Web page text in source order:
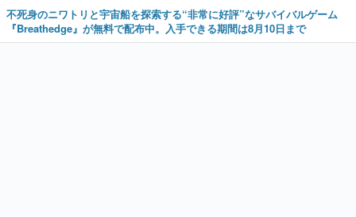
不死身のニワトリと宇宙船を探索する“非常に好評”なサバイバルゲーム
『Breathedge』が無料で配布中。入手できる期間は8月10日まで